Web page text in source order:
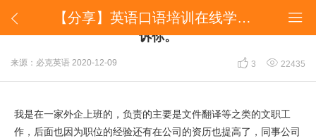
 
【分享】英语口语培训在线学习哪家好?过来人来告诉你。
【分享】英语口语培训在线学习哪家好?过来人来告
诉你。
来源：必克英语 2020-12-09  3  22435
我是在一家外企上班的，负责的主要是文件翻译等之类的文职工
作，后面也因为职位的经验还有在公司的资历也提高了，同事公司